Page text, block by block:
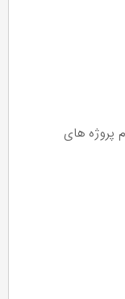
پروژه های